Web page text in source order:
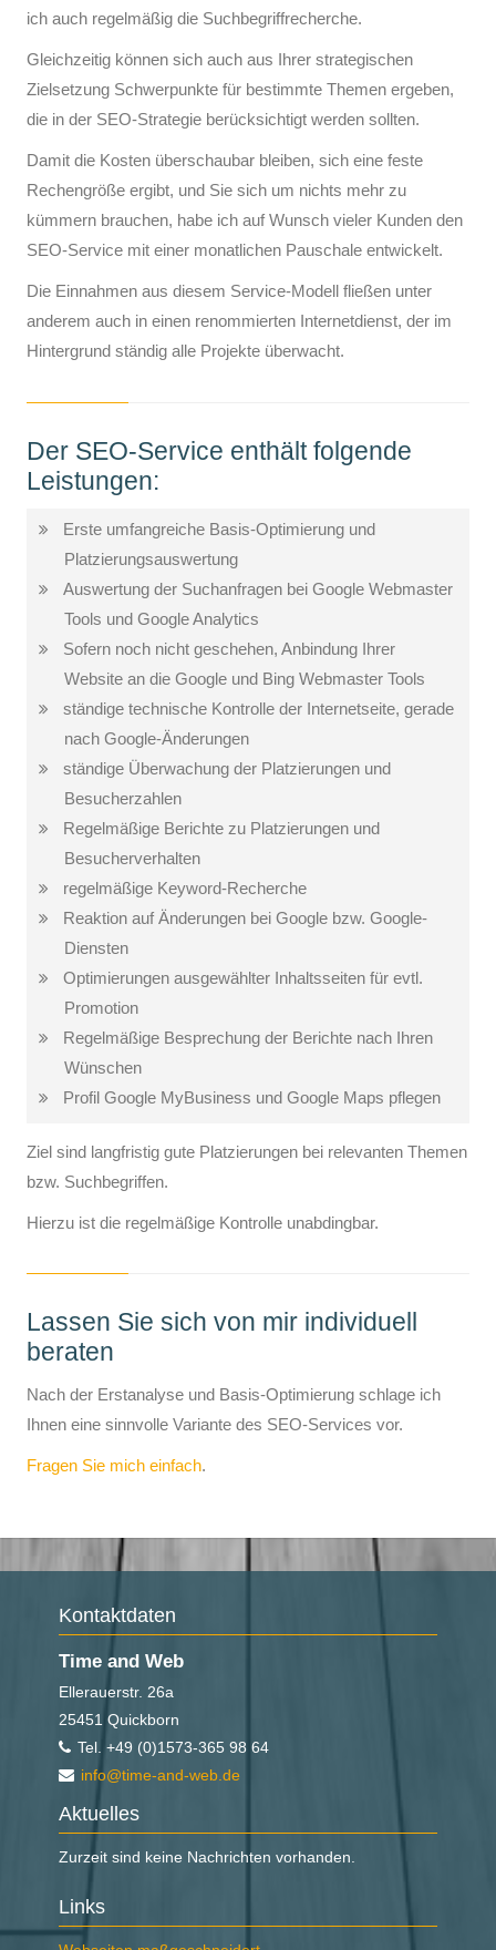
ich auch regelmäßig die Suchbegriffrecherche.
Gleichzeitig können sich auch aus Ihrer strategischen
Zielsetzung Schwerpunkte für bestimmte Themen ergeben,
die in der SEO-Strategie berücksichtigt werden sollten.
Damit die Kosten überschaubar bleiben, sich eine feste
Rechengröße ergibt, und Sie sich um nichts mehr zu
kümmern brauchen, habe ich auf Wunsch vieler Kunden den
SEO-Service mit einer monatlichen Pauschale entwickelt.
Die Einnahmen aus diesem Service-Modell fließen unter
anderem auch in einen renommierten Internetdienst, der im
Hintergrund ständig alle Projekte überwacht.
Der SEO-Service enthält folgende
Leistungen:
Erste umfangreiche Basis-Optimierung und
Platzierungsauswertung
Auswertung der Suchanfragen bei Google Webmaster
Tools und Google Analytics
Sofern noch nicht geschehen, Anbindung Ihrer
Website an die Google und Bing Webmaster Tools
ständige technische Kontrolle der Internetseite, gerade
nach Google-Änderungen
ständige Überwachung der Platzierungen und
Besucherzahlen
Regelmäßige Berichte zu Platzierungen und
Besucherverhalten
regelmäßige Keyword-Recherche
Reaktion auf Änderungen bei Google bzw. Google-
Diensten
Optimierungen ausgewählter Inhaltsseiten für evtl.
Promotion
Regelmäßige Besprechung der Berichte nach Ihren
Wünschen
Profil Google MyBusiness und Google Maps pflegen
Ziel sind langfristig gute Platzierungen bei relevanten Themen
bzw. Suchbegriffen.
Hierzu ist die regelmäßige Kontrolle unabdingbar.
Lassen Sie sich von mir individuell
beraten
Nach der Erstanalyse und Basis-Optimierung schlage ich
Ihnen eine sinnvolle Variante des SEO-Services vor.
Fragen Sie mich einfach.
Kontaktdaten
Time and Web
Ellerauerstr. 26a
25451 Quickborn
Tel. +49 (0)1573-365 98 64
info@time-and-web.de
Aktuelles
Zurzeit sind keine Nachrichten vorhanden.
Links